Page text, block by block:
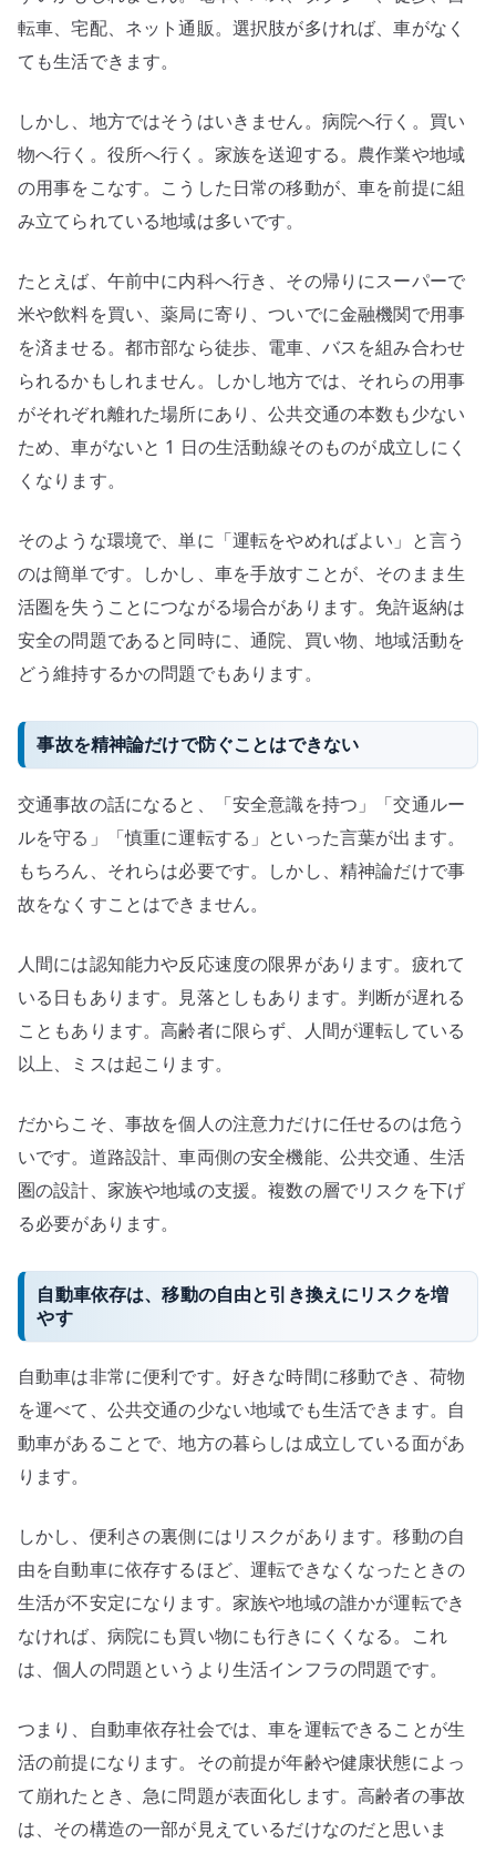
転車、宅配、ネット通販。選択肢が多ければ、車がなく
ても生活できます。
しかし、地方ではそうはいきません。病院へ行く。買い
物へ行く。役所へ行く。家族を送迎する。農作業や地域
の用事をこなす。こうした日常の移動が、車を前提に組
み立てられている地域は多いです。
たとえば、午前中に内科へ行き、その帰りにスーパーで
米や飲料を買い、薬局に寄り、ついでに金融機関で用事
を済ませる。都市部なら徒歩、電車、バスを組み合わせ
られるかもしれません。しかし地方では、それらの用事
がそれぞれ離れた場所にあり、公共交通の本数も少ない
ため、車がないと 1 日の生活動線そのものが成立しにく
くなります。
そのような環境で、単に「運転をやめればよい」と言う
のは簡単です。しかし、車を手放すことが、そのまま生
活圏を失うことにつながる場合があります。免許返納は
安全の問題であると同時に、通院、買い物、地域活動を
どう維持するかの問題でもあります。
事故を精神論だけで防ぐことはできない
交通事故の話になると、「安全意識を持つ」「交通ルー
ルを守る」「慎重に運転する」といった言葉が出ます。
もちろん、それらは必要です。しかし、精神論だけで事
故をなくすことはできません。
人間には認知能力や反応速度の限界があります。疲れて
いる日もあります。見落としもあります。判断が遅れる
こともあります。高齢者に限らず、人間が運転している
以上、ミスは起こります。
だからこそ、事故を個人の注意力だけに任せるのは危う
いです。道路設計、車両側の安全機能、公共交通、生活
圏の設計、家族や地域の支援。複数の層でリスクを下げ
る必要があります。
自動車依存は、移動の自由と引き換えにリスクを増
やす
自動車は非常に便利です。好きな時間に移動でき、荷物
を運べて、公共交通の少ない地域でも生活できます。自
動車があることで、地方の暮らしは成立している面があ
ります。
しかし、便利さの裏側にはリスクがあります。移動の自
由を自動車に依存するほど、運転できなくなったときの
生活が不安定になります。家族や地域の誰かが運転でき
なければ、病院にも買い物にも行きにくくなる。これ
は、個人の問題というより生活インフラの問題です。
つまり、自動車依存社会では、車を運転できることが生
活の前提になります。その前提が年齢や健康状態によっ
て崩れたとき、急に問題が表面化します。高齢者の事故
は、その構造の一部が見えているだけなのだと思いま